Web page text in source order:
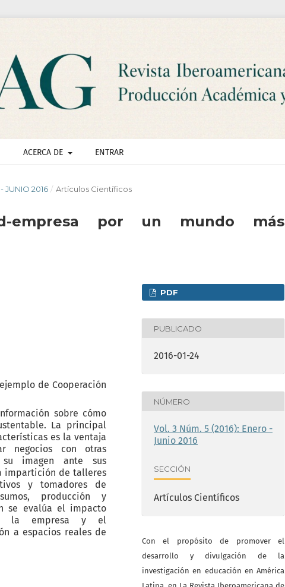
ACERCA DE ENTRAR
JUNIO 2016 / Artículos Científicos
empresa por un mundo más
de Cooperación
sobre cómo
La principal
es la ventaja
negocios con otras
imagen ante sus
impartición de talleres
y tomadores de
producción y
se evalúa el impacto
la empresa y el
a espacios reales de
PDF
PUBLICADO
2016-01-24
NÚMERO
Vol. 3 Núm. 5 (2016): Enero -
Junio 2016
SECCIÓN
Artículos Científicos
Con el propósito de promover el
desarrollo y divulgación de la
investigación en educación en América